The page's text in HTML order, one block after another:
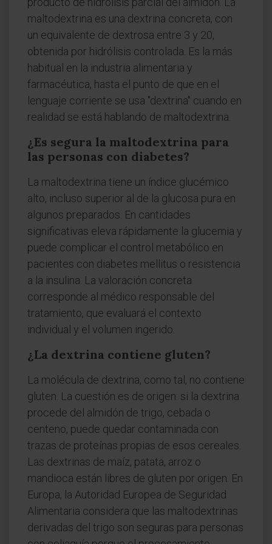
maltodextrina es una dextrina concreta, con
un equivalente de dextrosa entre 3 y 20,
obtenida por hidrólisis controlada. Es la más
habitual en la industria alimentaria y
farmacéutica, hasta el punto de que en el
lenguaje corriente se usa "dextrina" cuando en
realidad se está hablando de maltodextrina.
¿Es segura la maltodextrina para
las personas con diabetes?
La maltodextrina tiene un índice glucémico
alto, incluso superior al de la glucosa pura en
algunos preparados. En cantidades
significativas eleva rápidamente la glucemia y
puede complicar el control metabólico en
pacientes con diabetes mellitus o resistencia
a la insulina. La valoración concreta
corresponde al médico responsable del
tratamiento, que evaluará el contexto
individual y el volumen ingerido.
¿La dextrina contiene gluten?
La molécula de dextrina, como tal, no contiene
gluten. La cuestión es de origen: si la dextrina
procede del almidón de trigo, cebada o
centeno, puede quedar contaminada con
trazas de proteínas propias de esos cereales.
Las dextrinas de maíz, patata, arroz o
mandioca están libres de gluten por origen. En
Europa, la Autoridad Europea de Seguridad
Alimentaria considera que las maltodextrinas
derivadas del trigo son seguras para personas